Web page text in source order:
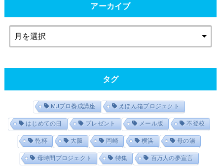
アーカイブ
タグ
MJプロ養成講座 えほん箱プロジェクト
はじめての日 プレゼント メール版 不登校
乾杯 大阪 岡崎 横浜 母の湯
母時間プロジェクト 特集 百万人の夢宣言